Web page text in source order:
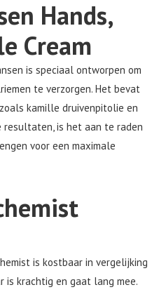
Hands,
Cream
is speciaal ontworpen om
te verzorgen. Het bevat
kamille druivenpitolie en
resultaten, is het aan te raden
voor een maximale
is kostbaar in vergelijking
is krachtig en gaat lang mee.